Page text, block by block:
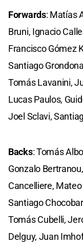
Forwards: Matías
Bruni, Ignacio
Francisco Gómez
Santiago
Tomás Lavanini,
Lucas Paulos,
Joel Sclavi,
Backs: Tomás
Gonzalo
Cancelliere,
Santiago
Tomás Cubelli,
Delguy, Juan